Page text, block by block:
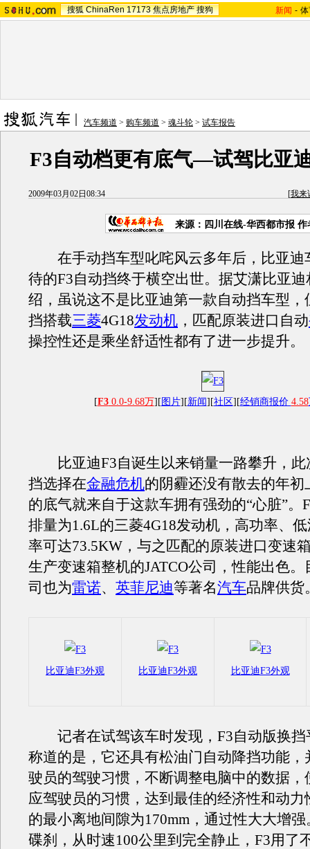
搜狐 ChinaRen 17173 焦点房地产 搜狗 新闻 -
汽车频道 > 购车频道 > 魂斗轮 > 试车报告
F3自动档更有底气—试驾比亚
2009年03月02日08:34 [我来
来源：四川在线-华西都市报 作
在手动挡车型叱咤风云多年后，比亚迪
待的F3自动挡终于横空出世。据艾潇比亚
绍，虽说这不是比亚迪第一款自动挡车型，
挡搭载三菱4G18发动机 ，匹配原装进口自动
操控性还是乘坐舒适性都有了进一步提升。
[F30.0-9.68万][ 图片][新闻][社区][经销商报价 4.58
比亚迪F3自诞生以来销量一路攀升，此
挡选择在金融危机的阴霾还没有散去的年初
的底气就来自于这款车拥有强劲的“心脏”。
排量为1.6L的三菱4G18发动机，高功率、
率可达73.5KW，与之匹配的原装进口变速
生产变速箱整机的JATCO公司，性能出色。
司也为雷诺、 英菲尼迪等著名汽车品牌供货
比亚迪F3外观 比亚迪F3外观 比亚迪F3外观
记者在试驾该车时发现，F3自动版换挡
称道的是，它还具有松油门自动降挡功能，
驶员的驾驶习惯，不断调整电脑中的数据，
应驾驶员的习惯，达到最佳的经济性和动力
的最小离地间隙为170mm，通过性大大增
碟刹，从时速100公里到完全静止，F3用了